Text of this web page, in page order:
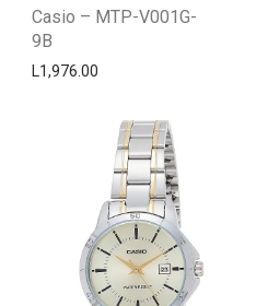
Casio – MTP-V001G-
9B
L1,976.00